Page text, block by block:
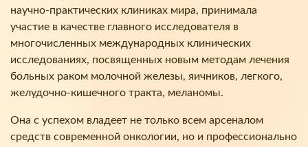
научно-практических клиниках мира, принимала
участие в качестве главного исследователя в
многочисленных международных клинических
исследованиях, посвященных новым методам лечения
больных раком молочной железы, яичников, легкого,
желудочно-кишечного тракта, меланомы.
Она с успехом владеет не только всем арсеналом
средств современной онкологии, но и профессионально